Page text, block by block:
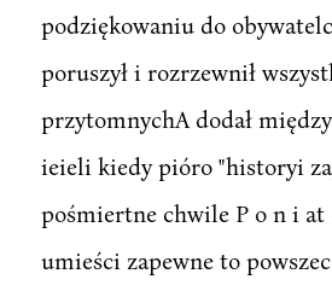
podziękowaniu do
poruszył i rozrzewnił
przytomnychA dodał
ieieli kiedy pióro "historyi
pośmiertne chwile P o n i at
umieści zapewne to